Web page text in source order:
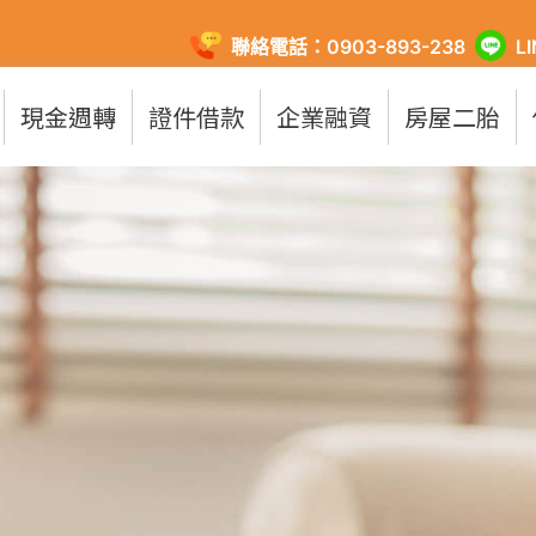
聯絡電話：0903-893-238
現金週轉 證件借款 企業融資 房屋二胎